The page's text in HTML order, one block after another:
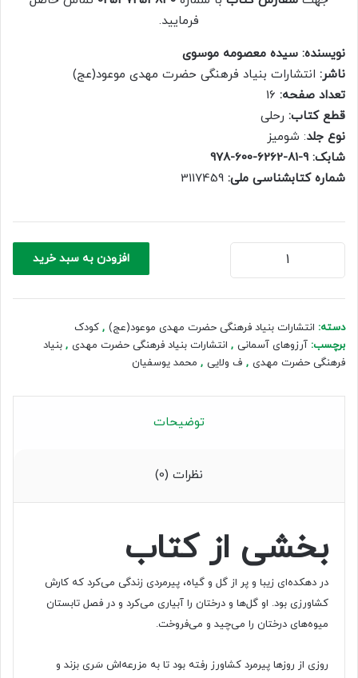
500,000 ریال.
350,000 ریال.
فرمایید.
نویسنده: سیده معصومه موسوی
ناشر: انتشارات بنیاد فرهنگی حضرت مهدی موعود(عج)
تعداد صفحه:
قطع کتاب: رحلی
نوع جلد: شومیز
شابک: 9-81-6262-600-978
شماره کتابشناسی ملی:
آرزوهای
(یاران
آفتاب)
افزودن به سبد خرید
دسته: انتشارات بنیاد فرهنگی حضرت مهدی موعود(عج) , کودک
برچسب: آرزوهای آسمانی , انتشارات بنیاد فرهنگی حضرت مهدی , بنیاد
فرهنگی حضرت مهدی , ف ولایی , محمد یوسفیان
توضیحات
نظرات (0)
بخشی از کتاب
در دهکده‌ای زیبا و پر از گل و گیاه، پیرمردی زندگی می‌کرد که کارش
کشاورزی بود. او گل‌ها و درختان را آبیاری می‌کرد و در فصل تابستان
میوه‌های درختان را می‌چید و می‌فروخت.
روزی از روزها پیرمرد کشاورز رفته بود تا به مزرعه‌اش سَری بزند و